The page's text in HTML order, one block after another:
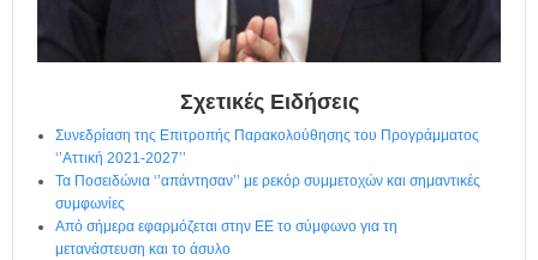
Σχετικές Ειδήσεις
Συνεδρίαση της Επιτροπής Παρακολούθησης του Προγράμματος
‘’Αττική 2021-2027’’
Τα Ποσειδώνια ‘’απάντησαν’’ με ρεκόρ συμμετοχών και σημαντικές
συμφωνίες
Από σήμερα εφαρμόζεται στην ΕΕ το σύμφωνο για τη
μετανάστευση και το άσυλο